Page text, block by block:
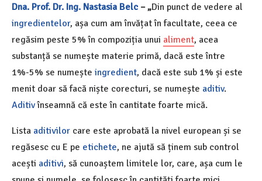
Dna. Prof. Dr. Ing. Nastasia Belc – „Din punct de vedere al
ingredientelor, așa cum am învățat în facultate, ceea ce
regăsim peste 5% în compoziția unui aliment, acea
substanță se numește materie primă, dacă este între
1%-5% se numește ingredient, dacă este sub 1% și este
menit doar să facă niște corecturi, se numește aditiv.
Aditivînseamnă că este în cantitate foarte mică.
Lista aditivilor care este aprobată la nivel european și se
regăsesc cu E pe etichete, ne ajută să ținem sub control
acești aditivi, să cunoaștem limitele lor, care, așa cum le